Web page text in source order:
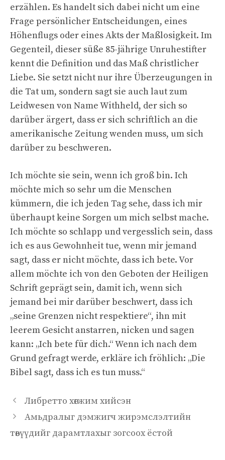
erzählen. Es handelt sich dabei nicht um eine
Frage persönlicher Entscheidungen, eines
Höhenflugs oder eines Akts der Maßlosigkeit. Im
Gegenteil, dieser süße 85-jährige Unruhestifter
kennt die Definition und das Maß christlicher
Liebe. Sie setzt nicht nur ihre Überzeugungen in
die Tat um, sondern sagt sie auch laut zum
Leidwesen von Name Withheld, der sich so
darüber ärgert, dass er sich schriftlich an die
amerikanische Zeitung wenden muss, um sich
darüber zu beschweren.
Ich möchte sie sein, wenn ich groß bin. Ich
möchte mich so sehr um die Menschen
kümmern, die ich jeden Tag sehe, dass ich mir
überhaupt keine Sorgen um mich selbst mache.
Ich möchte so schlapp und vergesslich sein, dass
ich es aus Gewohnheit tue, wenn mir jemand
sagt, dass er nicht möchte, dass ich bete. Vor
allem möchte ich von den Geboten der Heiligen
Schrift geprägt sein, damit ich, wenn sich
jemand bei mir darüber beschwert, dass ich
„seine Grenzen nicht respektiere“, ihn mit
leerem Gesicht anstarren, nicken und sagen
kann: „Ich bete für dich.“ Wenn ich nach dem
Grund gefragt werde, erkläre ich fröhlich: „Die
Bibel sagt, dass ich es tun muss.“
Либретто хөгжим хийсэн
Амьдралыг дэмжигч жирэмслэлтийн
төвүүдийг дарамтлахыг зогсоох ёстой